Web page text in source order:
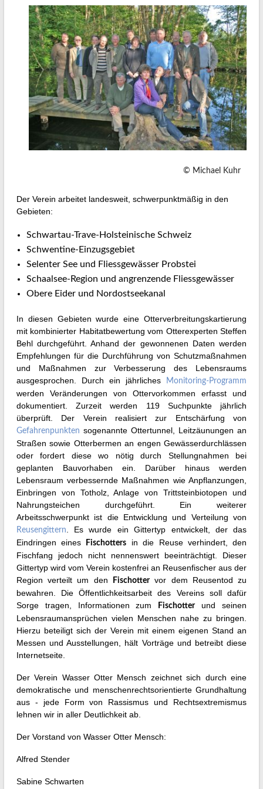
© Michael Kuhr
Der Verein arbeitet landesweit, schwerpunktmäßig in den
Gebieten:
Schwartau-Trave-Holsteinische Schweiz
Schwentine-Einzugsgebiet
Selenter See und Fliessgewässer Probstei
Schaalsee-Region und angrenzende Fliessgewässer
Obere Eider und Nordostseekanal
In diesen Gebieten wurde eine Otterverbreitungskartierung
mit kombinierter Habitatbewertung vom Otterexperten Steffen
Behl durchgeführt. Anhand der gewonnenen Daten werden
Empfehlungen für die Durchführung von Schutzmaßnahmen
und Maßnahmen zur Verbesserung des Lebensraums
ausgesprochen. Durch ein jährliches
Monitoring-Programm
werden Veränderungen von Ottervorkommen erfasst und
dokumentiert. Zurzeit werden 119 Suchpunkte jährlich
überprüft. Der Verein realisiert zur Entschärfung von
Gefahrenpunkten sogenannte Ottertunnel, Leitzäunungen an
Straßen sowie Otterbermen an engen Gewässerdurchlässen
oder fordert diese wo nötig durch Stellungnahmen bei
geplanten Bauvorhaben ein. Darüber hinaus werden
Lebensraum verbessernde Maßnahmen wie Anpflanzungen,
Einbringen von Totholz, Anlage von Trittsteinbiotopen und
Nahrungsteichen durchgeführt. Ein weiterer
Arbeitsschwerpunkt ist die Entwicklung und Verteilung von
Reusengittern. Es wurde ein Gittertyp entwickelt, der das
Eindringen eines
Fischotters
in die Reuse verhindert, den
Fischfang jedoch nicht nennenswert beeinträchtigt. Dieser
Gittertyp wird vom Verein kostenfrei an Reusenfischer aus der
Region verteilt um den
Fischottervor dem Reusentod zu
bewahren. Die Öffentlichkeitsarbeit des Vereins soll dafür
Sorge tragen, Informationen zum
Fischotterund seinen
Lebensraumansprüchen vielen Menschen nahe zu bringen.
Hierzu beteiligt sich der Verein mit einem eigenen Stand an
Messen und Ausstellungen, hält Vorträge und betreibt diese
Internetseite.
Der Verein Wasser Otter Mensch zeichnet sich durch eine
demokratische und menschenrechtsorientierte Grundhaltung
aus - jede Form von Rassismus und Rechtsextremismus
lehnen wir in aller Deutlichkeit ab.
Der Vorstand von Wasser Otter Mensch:
Alfred Stender
Sabine Schwarten